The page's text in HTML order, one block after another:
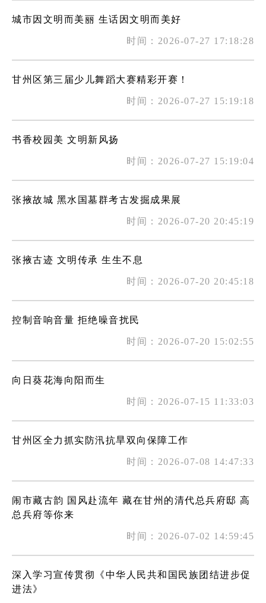
城市因文明而美丽 生话因文明而美好
时间：2026-07-27 17:18:28
甘州区第三届少儿舞蹈大赛精彩开赛！
时间：2026-07-27 15:19:18
书香校园美 文明新风扬
时间：2026-07-27 15:19:04
张掖故城 黑水国墓群考古发掘成果展
时间：2026-07-20 20:45:19
张掖古迹 文明传承 生生不息
时间：2026-07-20 20:45:18
控制音响音量 拒绝噪音扰民
时间：2026-07-20 15:02:55
向日葵花海向阳而生
时间：2026-07-15 11:33:03
甘州区全力抓实防汛抗旱双向保障工作
时间：2026-07-08 14:47:33
闹市藏古韵 国风赴流年 藏在甘州的清代总兵府邸 高
总兵府等你来
时间：2026-07-02 14:59:45
深入学习宣传贯彻《中华人民共和国民族团结进步促
进法》